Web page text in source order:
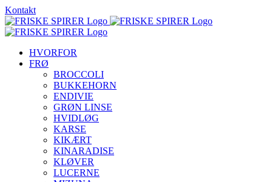
Skip
to
content
Kontakt
HVORFOR
FRØ
BROCCOLI
BUKKEHORN
ENDIVIE
GRØN LINSE
HVIDLØG
KARSE
KIKÆRT
KINARADISE
KLØVER
LUCERNE